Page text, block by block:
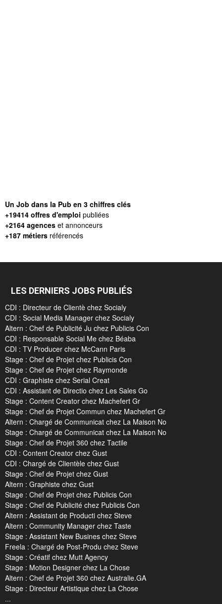
Un Job dans la Pub en 3 chiffres clés
+19414 offres d'emploi publiées
+2164 agences et annonceurs
+187 métiers référencés
LES DERNIERS JOBS PUBLIÉS
CDI : Directeur de Clientè chez Socialy
CDI : Social Media Manager chez Socialy
Altern : Chef de Publicité Ju chez Publicis Con
CDI : Responsable Social Me chez Béaba
CDI : TV Producer chez McCann Paris
Stage : Chef de Projet chez Publicis Con
Stage : Chef de Projet chez Raymonde
CDI : Graphiste chez Serial Creat
CDI : Assistant de Directio chez Les Sales Go
Stage : Content Creator chez Machefert Gr
Stage : Chef de Projet Commun chez Machefert Gr
Altern : Chargé de Communicat chez La Maison No
Stage : Chargé de Communicat chez La Maison No
Stage : Chef de Projet 360 chez Tactile
CDI : Content Creator chez Gust
CDI : Chargé de Clientèle chez Gust
Stage : Chef de Projet chez Gust
Altern : Graphiste chez Gust
Stage : Chef de Projet chez Publicis Con
Stage : Chef de Publicité chez Publicis Con
Altern : Assistant de Producti chez Steve
Altern : Community Manager chez Taste
Stage : Assistant New Busines chez Steve
Freela : Chargé de Post-Produ chez Steve
Stage : Créatif chez Mutt Agency
Stage : Motion Designer chez La Chose
Altern : Chef de Projet 360 chez Australie.GA
Stage : Directeur Artistique chez La Chose
...